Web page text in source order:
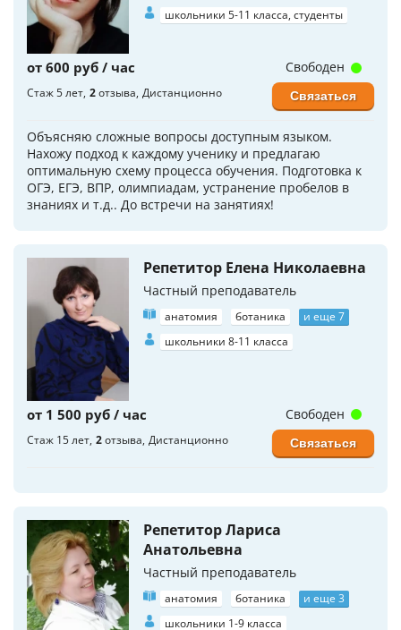
школьники 5-11 класса, студенты
от 600 руб / час
Стаж 5 лет 2отзыва Дистанционно
Объясняю сложные вопросы доступным языком.
Нахожу подход к каждому ученику и предлагаю
оптимальную схему процесса обучения. Подготовка к
ОГЭ, ЕГЭ, ВПР, олимпиадам, устранение пробелов в
знаниях и т.д.. До встречи на занятиях!
Свободен
Связаться
Репетитор Елена Николаевна
Частный преподаватель
анатомия ботаника
и еще 7
школьники 8-11 класса
от 1 500 руб / час
Стаж 15 лет 2отзыва Дистанционно
Свободен
Связаться
Репетитор Лариса
Анатольевна
Частный преподаватель
анатомия ботаника
и еще 3
школьники 1-9 класса